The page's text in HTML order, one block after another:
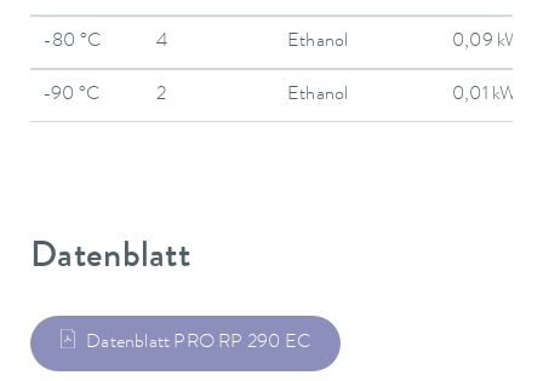
-80 °C 4 Ethanol 0,09 kW
-90 °C 2 Ethanol 0,01 kW
Datenblatt
Datenblatt PRO RP 290 EC